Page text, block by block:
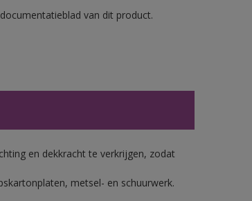
van dit product.
en dekkracht te verkrijgen, zodat
metsel- en schuurwerk.